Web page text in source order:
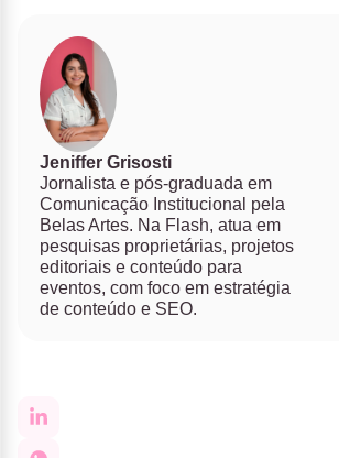
Jeniffer Grisosti
Jornalista e pós-graduada em
Comunicação Institucional pela
Belas Artes. Na Flash, atua em
pesquisas proprietárias, projetos
editoriais e conteúdo para
eventos, com foco em estratégia
de conteúdo e SEO.